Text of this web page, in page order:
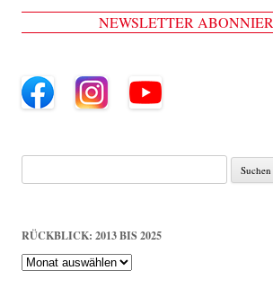
NEWSLETTER
Suche
nach:
RÜCKBLICK: 2013 BIS 2025
Rückblick:
2013
bis